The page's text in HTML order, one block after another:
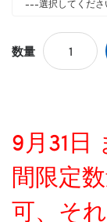
数量
9月31日
間限定
可、そ